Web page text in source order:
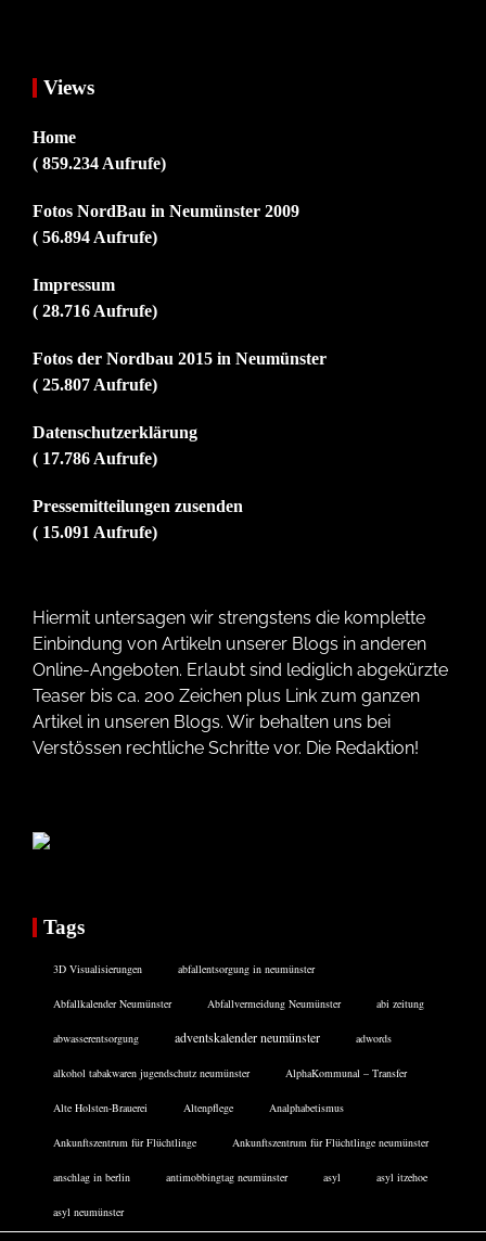
Views
Home
( 859.234 Aufrufe)
Fotos NordBau in Neumünster 2009
( 56.894 Aufrufe)
Impressum
( 28.716 Aufrufe)
Fotos der Nordbau 2015 in Neumünster
( 25.807 Aufrufe)
Datenschutzerklärung
( 17.786 Aufrufe)
Pressemitteilungen zusenden
( 15.091 Aufrufe)
Hiermit untersagen wir strengstens die komplette
Einbindung von Artikeln unserer Blogs in anderen
Online-Angeboten. Erlaubt sind lediglich abgekürzte
Teaser bis ca. 200 Zeichen plus Link zum ganzen
Artikel in unseren Blogs. Wir behalten uns bei
Verstössen rechtliche Schritte vor. Die Redaktion!
Tags
3D Visualisierungen abfallentsorgung in neumünster
Abfallkalender Neumünster Abfallvermeidung Neumünster abi zeitung
abwasserentsorgung adventskalender neumünster adwords
alkohol tabakwaren jugendschutz neumünster AlphaKommunal – Transfer
Alte Holsten-Brauerei Altenpflege Analphabetismus
Ankunftszentrum für Flüchtlinge Ankunftszentrum für Flüchtlinge neumünster
anschlag in berlin antimobbingtag neumünster asyl asyl itzehoe
asyl neumünster